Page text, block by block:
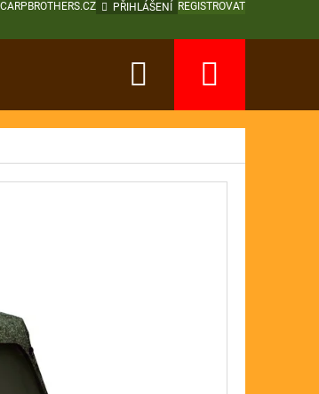
PŘIHLÁŠENÍ REGISTROVAT
Hledat